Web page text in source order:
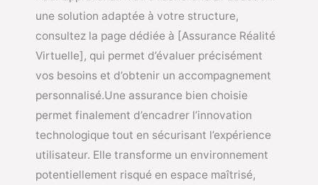
une solution adaptée à votre structure,
consultez la page dédiée à [Assurance Réalité
Virtuelle], qui permet d’évaluer précisément
vos besoins et d’obtenir un accompagnement
personnalisé.Une assurance bien choisie
permet finalement d’encadrer l’innovation
technologique tout en sécurisant l’expérience
utilisateur. Elle transforme un environnement
potentiellement risqué en espace maîtrisé,